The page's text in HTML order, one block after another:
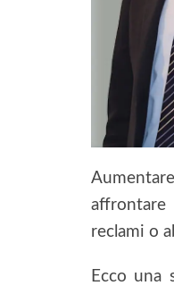
affrontare
reclami o
Ecco una